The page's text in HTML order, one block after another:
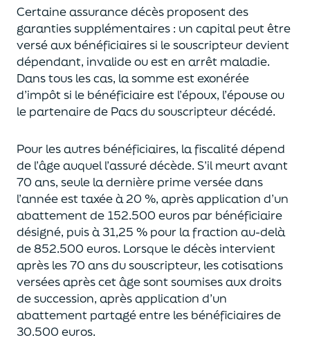
Certaine assurance décès proposentdes
garanties supplémentaires : un capitalpeut être
versé aux bénéficiaires si le souscripteur devient
dépendant, invalide ouest en arrêt maladie.
Dans tous les cas, la somme est exonérée
d’impôt si le bénéficiaire est l’époux, l’épouse ou
le partenaire de Pacsdu souscripteur décédé.
Pour les autres bénéficiaires, la fiscalité dépend
de l’âgeauquell’assuré décède. S’il meurt avant
70 ans, seule la dernière prime versée dans
l’année esttaxée à 20 %, après application d’un
abattement de 152.500 euros par bénéficiaire
désigné, puis à 31,25 % pour la fraction au-delà
de852.500 euros. Lorsque le décès intervient
après les 70 ans du souscripteur, les cotisations
versées après cet âge sont soumises aux droits
de succession, après application d’un
abattement partagé entre les bénéficiaires de
30.500 euros.